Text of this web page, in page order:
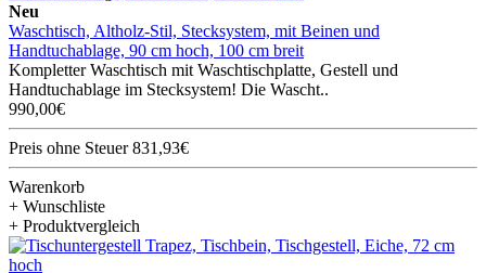
Neu
Waschtisch, Altholz-Stil, Stecksystem, mit Beinen und
Handtuchablage, 90 cm hoch, 100 cm breit
Kompletter Waschtisch mit Waschtischplatte, Gestell und
Handtuchablage im Stecksystem! Die Wascht..
990,00€
Preis ohne Steuer 831,93€
Warenkorb
+ Wunschliste
+ Produktvergleich